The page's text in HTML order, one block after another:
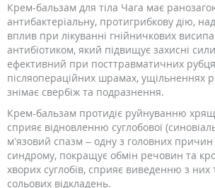
Крем-бальзам для тіла Чага має
антибактеріальну, протигрибкову дію,
вплив при лікуванні гнійничкових
антибіотиком, який підвищує захисні
ефективний при посттравматичних
післяопераційних шрамах, ущільненнях
знімає свербіж та подразнення.
Крем-бальзам протидіє руйнуванню
сприяє відновленню суглобової
м’язовий спазм – одну з головних причин
синдрому, покращує обмін речовин та
хворих суглобів, сприяє виведенню з них
сольових відкладень.